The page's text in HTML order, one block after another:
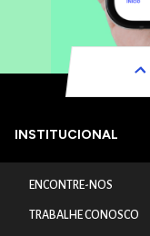
INSTITUCIONAL
ENCONTRE-NOS
TRABALHE CONOSCO